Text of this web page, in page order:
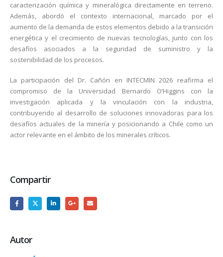
caracterización química y mineralógica directamente en terreno.
Además, abordó el contexto internacional, marcado por el
aumento de la demanda de estos elementos debido a la transición
energética y el crecimiento de nuevas tecnologías, junto con los
desafíos asociados a la seguridad de suministro y la
sostenibilidad de los procesos.
La participación del Dr. Cañón en INTECMIN 2026 reafirma el
compromiso de la Universidad Bernardo O’Higgins con la
investigación aplicada y la vinculación con la industria,
contribuyendo al desarrollo de soluciones innovadoras para los
desafíos actuales de la minería y posicionando a Chile como un
actor relevante en el ámbito de los minerales críticos.
Compartir
Autor